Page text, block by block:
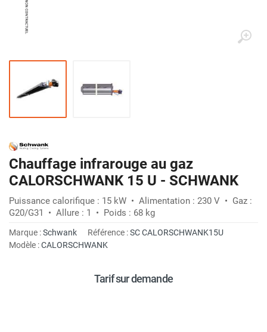
Chauffage infrarouge au gaz
CALORSCHWANK 15 U - SCHWANK
Puissance calorifique : 15 kW • Alimentation : 230 V • Gaz :
G20/G31 • Allure : 1 • Poids : 68 kg
Marque :Schwank Référence :SC CALORSCHWANK15U
Modèle :CALORSCHWANK
Tarif sur demande